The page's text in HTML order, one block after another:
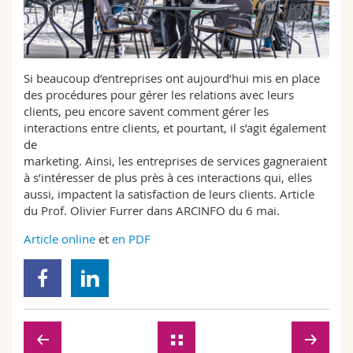
Sciences et médecine
Interfacultaire
Collaborateurs
Doctorants
Webmail
Programme des cours
MyUnifr
Si beaucoup d’entreprises ont aujourd’hui mis en place
des procédures pour gérer les relations avec leurs
clients, peu encore savent comment gérer les
interactions entre clients, et pourtant, il s’agit également
de
marketing. Ainsi, les entreprises de services gagneraient
à s’intéresser de plus près à ces interactions qui, elles
aussi, impactent la satisfaction de leurs clients. Article
du Prof. Olivier Furrer dans ARCINFO du 6 mai.
Article online et en PDF